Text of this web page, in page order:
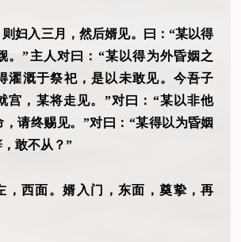
妇入三月，然后婿见。曰：“某以得
。”主人对曰：“某以得为外昏姻之
濯溉于祭祀，是以未敢见。今吾子
宫，某将走见。”对曰：“某以非他
请终赐见。”对曰：“某得以为昏姻
敢不从？”
，西面。婿入门，东面，奠挚，再